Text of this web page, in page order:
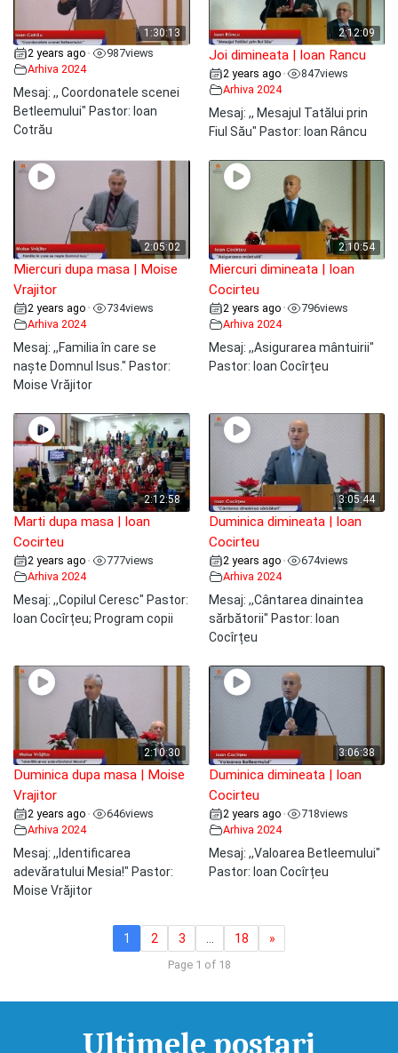
1:30:13
2 years ago • 987views
Arhiva 2024
Mesaj: ,, Coordonatele scenei
Betleemului" Pastor: Ioan
Cotrău
2:12:09
Joi dimineata | Ioan Rancu
2 years ago • 847views
Arhiva 2024
Mesaj: ,, Mesajul Tatălui prin
Fiul Său" Pastor: Ioan Râncu
2:05:02
Miercuri dupa masa | Moise
Vrajitor
2 years ago • 734views
Arhiva 2024
Mesaj: ,,Familia în care se
naște Domnul Isus." Pastor:
Moise Vrăjitor
2:10:54
Miercuri dimineata | Ioan
Cocirteu
2 years ago • 796views
Arhiva 2024
Mesaj: ,,Asigurarea mântuirii"
Pastor: Ioan Cocîrțeu
2:12:58
Marti dupa masa | Ioan
Cocirteu
2 years ago • 777views
Arhiva 2024
Mesaj: ,,Copilul Ceresc" Pastor:
Ioan Cocîrțeu; Program copii
3:05:44
Duminica dimineata | Ioan
Cocirteu
2 years ago • 674views
Arhiva 2024
Mesaj: ,,Cântarea dinaintea
sărbătorii" Pastor: Ioan
Cocîrțeu
2:10:30
Duminica dupa masa | Moise
Vrajitor
2 years ago • 646views
Arhiva 2024
Mesaj: ,,Identificarea
adevăratului Mesia!" Pastor:
Moise Vrăjitor
3:06:38
Duminica dimineata | Ioan
Cocirteu
2 years ago • 718views
Arhiva 2024
Mesaj: ,,Valoarea Betleemului"
Pastor: Ioan Cocîrțeu
1 2 3 18 »
Page 1 of 18
Ultimele postari